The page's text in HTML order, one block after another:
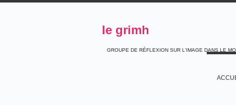
le grimh
GROUPE DE RÉFLEXION SUR L'IMAGE DANS LE